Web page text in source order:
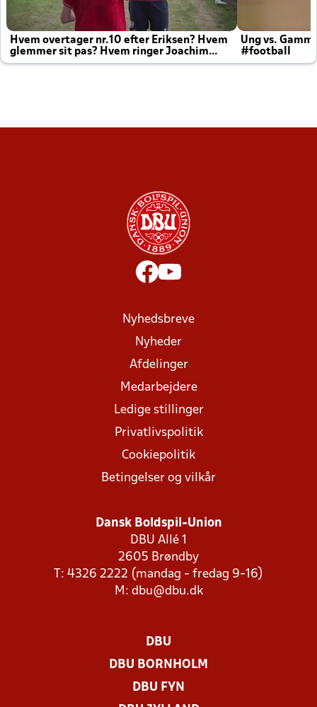
Hvem overtager nr.10 efter Eriksen? Hvem
glemmer sit pas? Hvem ringer Joachim
altid til efter kampe?
Ung vs.
#football
Nyhedsbreve
Nyheder
Afdelinger
Medarbejdere
Ledige stillinger
Privatlivspolitik
Cookiepolitik
Betingelser og vilkår
Dansk Boldspil-Union
DBU Allé 1
2605 Brøndby
T: 4326 2222 (mandag - fredag 9-16)
M: dbu@dbu.dk
DBU
DBU BORNHOLM
DBU FYN